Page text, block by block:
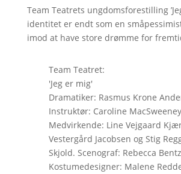
Team Teatrets ungdomsforestilling
identitet er endt som en
imod at have store drømme for
Team Teatret:
'Jeg er mig'
Dramatiker: Rasmus Krone
Instruktør: Caroline
Medvirkende: Line Vejgaard
Vestergård Jacobsen og Stig
Skjold. Scenograf: Rebecca
Kostumedesigner: Malene